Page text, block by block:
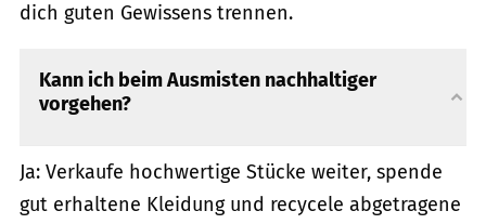
dich guten Gewissens trennen.
Kann ich beim Ausmisten nachhaltiger
vorgehen?
Ja: Verkaufe hochwertige Stücke weiter, spende
gut erhaltene Kleidung und recycele abgetragene